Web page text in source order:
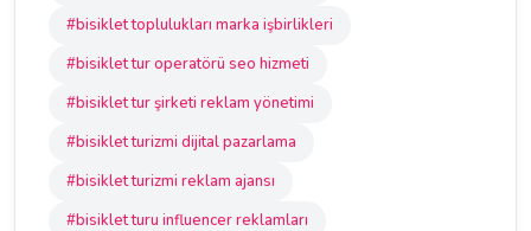
#bisiklet toplulukları marka işbirlikleri
#bisiklet tur operatörü seo hizmeti
#bisiklet tur şirketi reklam yönetimi
#bisiklet turizmi dijital pazarlama
#bisiklet turizmi reklam ajansı
#bisiklet turu influencer reklamları